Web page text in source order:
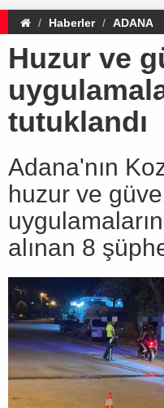
Haberler ADANA
Huzur ve
tutuklandı
Adana'nın
huzur ve
alınan 8